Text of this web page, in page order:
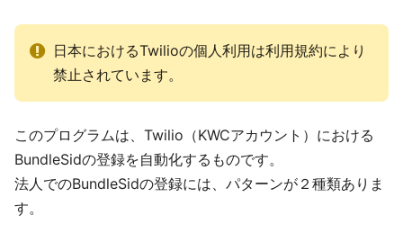
日本におけるTwilioの個人利用は利用規約により
禁止されています。
このプログラムは、Twilio（KWCアカウント）における
BundleSidの登録を自動化するものです。
法人でのBundleSidの登録には、パターンが２種類ありま
す。